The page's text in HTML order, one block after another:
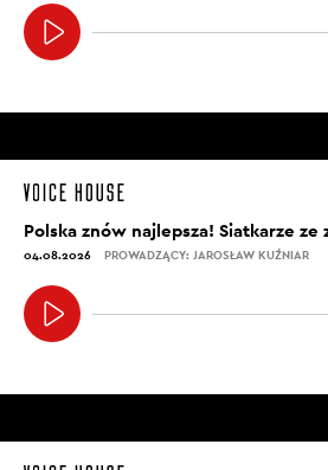
Polska znów najlepsza! Siatkarze
04.08.2026 PROWADZĄCY: JAROSŁAW KUŹNIAR